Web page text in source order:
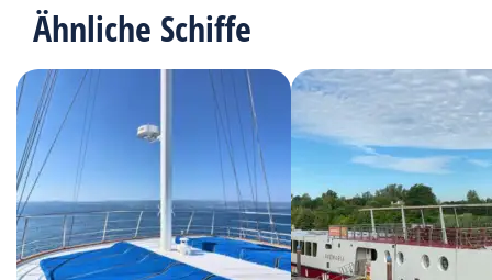
Ähnliche Schiffe